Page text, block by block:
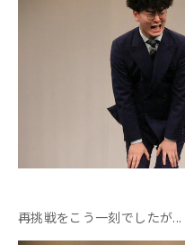
再挑戦をこう一刻でしたが...